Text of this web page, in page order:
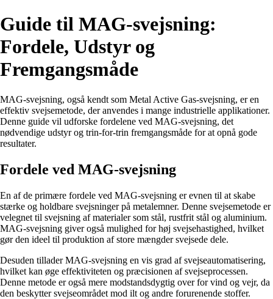
Guide til MAG-svejsning:
Fordele, Udstyr og
Fremgangsmåde
MAG-svejsning, også kendt som Metal Active Gas-svejsning, er en
effektiv svejsemetode, der anvendes i mange industrielle applikationer.
Denne guide vil udforske fordelene ved MAG-svejsning, det
nødvendige udstyr og trin-for-trin fremgangsmåde for at opnå gode
resultater.
Fordele ved MAG-svejsning
En af de primære fordele ved MAG-svejsning er evnen til at skabe
stærke og holdbare svejsninger på metalemner. Denne svejsemetode er
velegnet til svejsning af materialer som stål, rustfrit stål og aluminium.
MAG-svejsning giver også mulighed for høj svejsehastighed, hvilket
gør den ideel til produktion af store mængder svejsede dele.
Desuden tillader MAG-svejsning en vis grad af svejseautomatisering,
hvilket kan øge effektiviteten og præcisionen af svejseprocessen.
Denne metode er også mere modstandsdygtig over for vind og vejr, da
den beskytter svejseområdet mod ilt og andre forurenende stoffer.